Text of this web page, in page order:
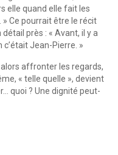
elle quand elle fait les
Ce pourrait être le récit
près : « Avant, il y a
Jean-Pierre. »
affronter les regards,
« telle quelle », devient
quoi ? Une dignité peut-